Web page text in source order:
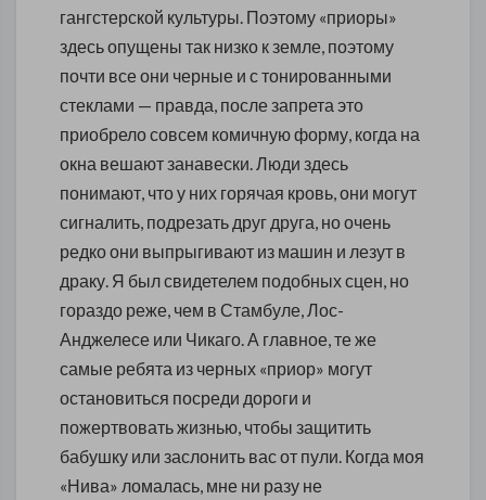
гангстерской культуры. Поэтому «приоры»
здесь опущены так низко к земле, поэтому
почти все они черные и с тонированными
стеклами — правда, после запрета это
приобрело совсем комичную форму, когда на
окна вешают занавески. Люди здесь
понимают, что у них горячая кровь, они могут
сигналить, подрезать друг друга, но очень
редко они выпрыгивают из машин и лезут в
драку. Я был свидетелем подобных сцен, но
гораздо реже, чем в Стамбуле, Лос-
Анджелесе или Чикаго. А главное, те же
самые ребята из черных «приор» могут
остановиться посреди дороги и
пожертвовать жизнью, чтобы защитить
бабушку или заслонить вас от пули. Когда моя
«Нива» ломалась, мне ни разу не